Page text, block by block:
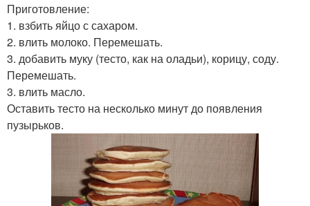
Приготовление:
1. взбить яйцо с сахаром.
2. влить молоко. Перемешать.
3. добавить муку (тесто, как на оладьи), корицу, соду.
Перемешать.
3. влить масло.
Оставить тесто на несколько минут до появления
пузырьков.